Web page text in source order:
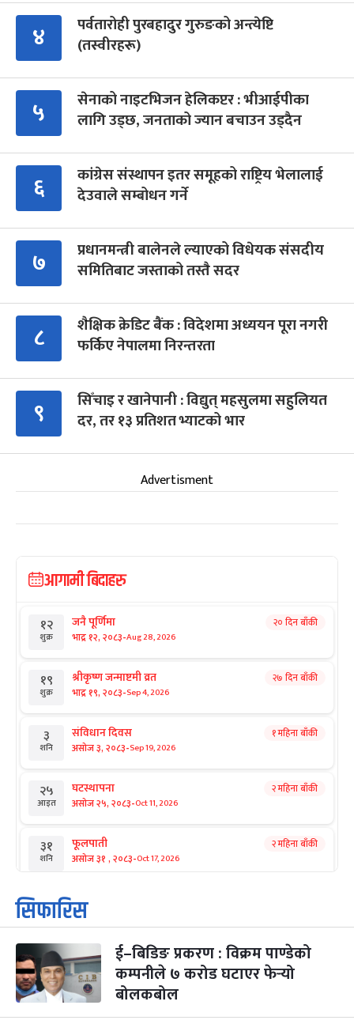
४
पर्वतारोही पुरबहादुर गुरुङको अन्त्येष्टि
(तस्वीरहरू)
५
सेनाको नाइटभिजन हेलिकप्टर : भीआईपीका
लागि उड्छ, जनताको ज्यान बचाउन उड्दैन
६
कांग्रेस संस्थापन इतर समूहको राष्ट्रिय भेलालाई
देउवाले सम्बोधन गर्ने
७
प्रधानमन्त्री बालेनले ल्याएको विधेयक संसदीय
समितिबाट जस्ताको तस्तै सदर
८
शैक्षिक क्रेडिट बैंक : विदेशमा अध्ययन पूरा नगरी
फर्किए नेपालमा निरन्तरता
९
सिँचाइ र खानेपानी : विद्युत् महसुलमा सहुलियत
दर, तर १३ प्रतिशत भ्याटको भार
Advertisment
आगामी बिदाहरु
१२
शुक्र
जनै पूर्णिमा
भाद्र १२, २०८३-Aug 28, 2026
२० दिन बाँकी
१९
शुक्र
श्रीकृष्ण जन्माष्टमी व्रत
भाद्र १९, २०८३-Sep 4, 2026
२७ दिन बाँकी
३
शनि
संविधान दिवस
असोज ३, २०८३-Sep 19, 2026
१ महिना बाँकी
२५
आइत
घटस्थापना
असोज २५, २०८३-Oct 11, 2026
२ महिना बाँकी
३१
शनि
फूलपाती
असोज ३१ , २०८३-Oct 17, 2026
२ महिना बाँकी
१
आइत
कार्तिक सङ्क्रान्ति
कार्तिक १, २०८३
३
मंगल
महानवमी
कार्तिक ३, २०८३-Oct 20, 2026
२ महिना बाँकी
४
सिफारिस
ई–बिडिङ प्रकरण : विक्रम पाण्डेको
कम्पनीले ७ करोड घटाएर फेर्‍यो
बोलकबोल